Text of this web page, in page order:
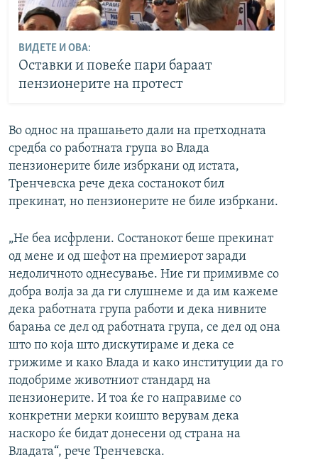
ВИДЕТЕ И ОВА:
Оставки и повеќе пари бараат
пензионерите на протест
Во однос на прашањето дали на претходната
средба со работната група во Влада
пензионерите биле избркани од истата,
Тренчевска рече дека состанокот бил
прекинат, но пензионерите не биле избркани.
„Не беа исфрлени. Состанокот беше прекинат
од мене и од шефот на премиерот заради
недоличното однесување. Ние ги примивме со
добра волја за да ги слушнеме и да им кажеме
дека работната група работи и дека нивните
барања се дел од работната група, се дел од она
што по која што дискутираме и дека се
грижиме и како Влада и како институции да го
подобриме животниот стандард на
пензионерите. И тоа ќе го направиме со
конкретни мерки коишто верувам дека
наскоро ќе бидат донесени од страна на
Владата“, рече Тренчевска.